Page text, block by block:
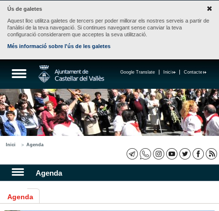
Ús de galetes
Aquest lloc utilitza galetes de tercers per poder millorar els nostres serveis a partir de
l'anàlisi de la teva navegació. Si continues navegant sense canviar la teva
configuració considerarem que acceptes la seva utilització.
Més informació sobre l'ús de les galetes
Contacte
Inici
Google Translate
Inici Agenda
Agenda
Agenda